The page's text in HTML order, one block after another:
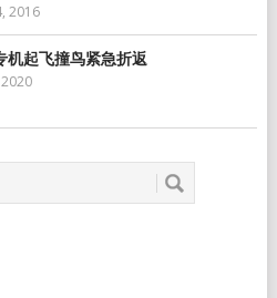
2016
机起飞撞鸟紧急折返